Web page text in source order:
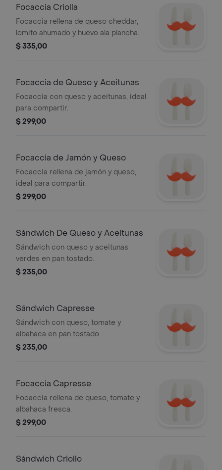
Focaccia Criolla
Focaccia rellena de queso cheddar,
lomito ahumado y huevo ala plancha.
$ 335,00
Focaccia de Queso y Aceitunas
Focaccia con queso y aceitunas, ideal
para compartir.
$ 299,00
Focaccia de Jamón y Queso
Focaccia rellena de jamón y queso,
ideal para compartir.
$ 299,00
Sándwich De Queso y Aceitunas
Sándwich con queso y aceitunas
verdes en pan tostado.
$ 235,00
Sándwich Capresse
Sándwich con queso, tomate y
albahaca en pan tostado.
$ 235,00
Focaccia Capresse
Focaccia rellena de queso, tomate y
albahaca fresca.
$ 299,00
Sándwich Criollo